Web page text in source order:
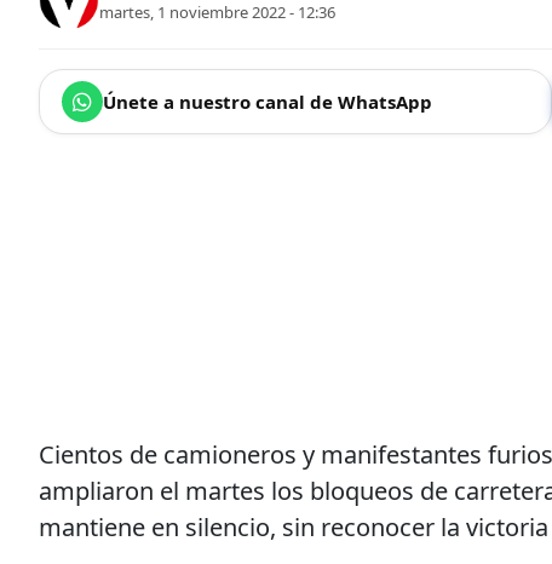
martes, 1 noviembre 2022 - 12:36
Únete a nuestro canal de WhatsApp
Cientos de camioneros y manifestantes
ampliaron el martes los bloqueos de
mantiene en silencio, sin reconocer la victoria